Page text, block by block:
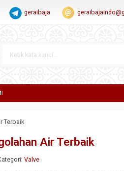
geraibaja
Terbaik
Air Terbaik
Valve